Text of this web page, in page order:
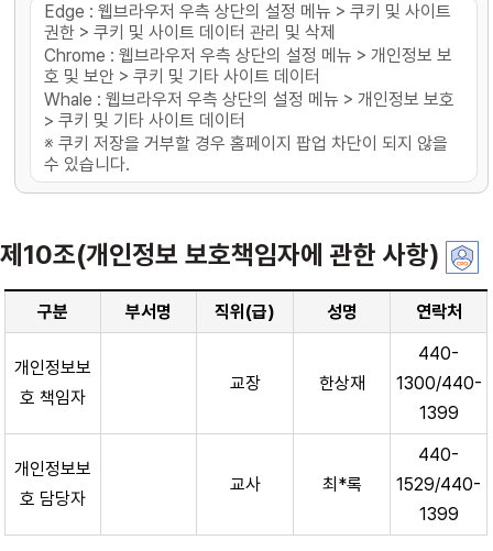
Edge : 웹브라우저 우측 상단의 설정 메뉴 > 쿠키 및 사이트
권한 > 쿠키 및 사이트 데이터 관리 및 삭제
Chrome : 웹브라우저 우측 상단의 설정 메뉴 > 개인정보 보
호 및 보안 > 쿠키 및 기타 사이트 데이터
Whale : 웹브라우저 우측 상단의 설정 메뉴 > 개인정보 보호
> 쿠키 및 기타 사이트 데이터
※ 쿠키 저장을 거부할 경우 홈페이지 팝업 차단이 되지 않을
수 있습니다.
제10조(개인정보 보호책임자에 관한 사항)
구분 부서명 직위(급) 성명 연락처
개인정보보
호 책임자
교장 한상재
440-
1300/440-
1399
개인정보보
호 담당자
교사 최*록
440-
1529/440-
1399